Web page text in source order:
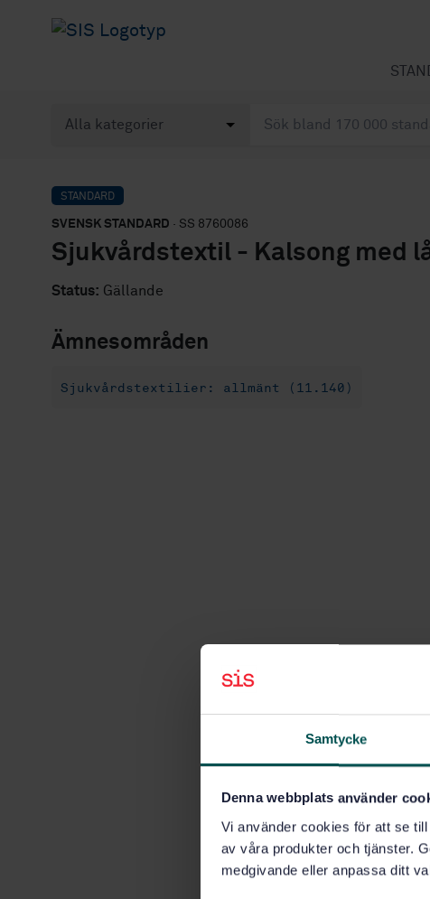
Samtycke
Denna webbplats använder
Vi använder cookies för att se
av våra produkter och tjänster.
medgivande eller anpassa ditt
STANDARD
SVENSK STANDARD · SS 8760086
Sjukvårdstextil - Kalsong med
Status: Gällande
Ämnesområden
Sjukvårdstextilier: allmänt (11.140)